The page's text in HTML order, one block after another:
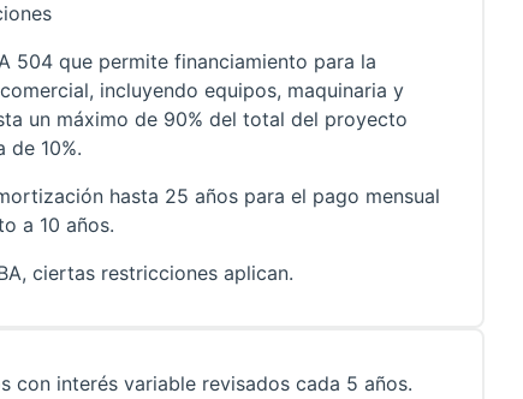
504 que permite financiamiento para la
incluyendo equipos, maquinaria y
un máximo de 90% del total del proyecto
de 10%.
hasta 25 años para el pago mensual
a 10 años.
ciertas restricciones aplican.
con interés variable revisados cada 5 años.